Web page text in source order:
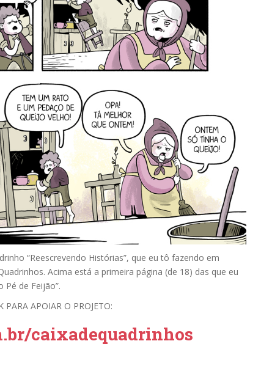
“Reescrevendo Histórias”, que eu tô fazendo em
Acima está a primeira página (de 18) das que eu
Pé de Feijão”.
PARA APOIAR O PROJETO:
caixadequadrinhos